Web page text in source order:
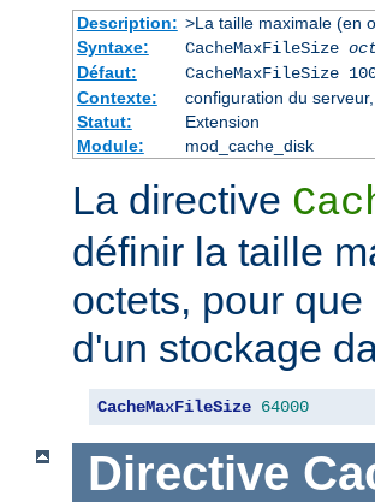
Description: >La taille maximale (en
Syntaxe:
CacheMaxFileSize
Défaut:
CacheMaxFileSize
Contexte:
configuration du
Statut:
Extension
Module:
mod_cache_disk
La directive
définir la taille
octets, pour
d'un stockage
CacheMaxFileSize 64000
Directive